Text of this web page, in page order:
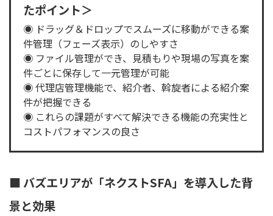
たポイント＞
◉ ドラッグ＆ドロップでスムーズに移動ができる案
件管理（フェーズ表示）のしやすさ
◉ ファイル管理ができ、見積もりや現場の写真を案
件ごとに保存して一元管理が可能
◉ 代理店管理機能で、紹介者、斡旋者による紹介案
件が把握できる
◉ これらの課題がすべて解決できる機能の充実性と
コストパフォマンスの良さ
■ バズエリアが「ネクストSFA」を導入した背
景と効果